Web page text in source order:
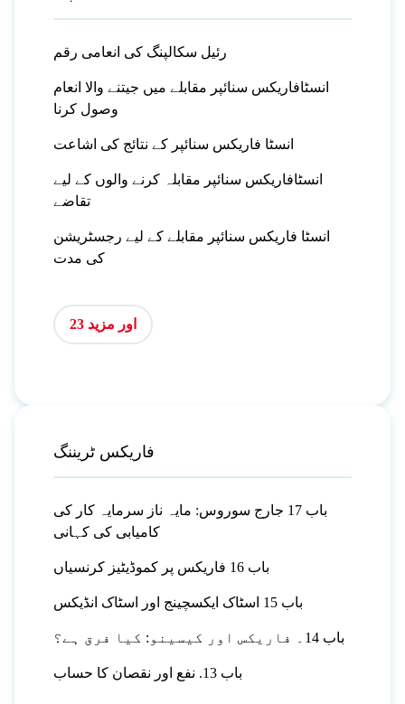
رئیل سکالپنگ کی انعامی رقم
انسٹافاریکس سنائپر مقابلے میں جیتنے والا انعام
وصول کرنا
انسٹا فاریکس سنائپر کے نتائج کی اشاعت
انسٹافاریکس سنائپر مقابلہ کرنے والوں کے لیے
تقاضے
انسٹا فاریکس سنائپر مقابلے کے لیے رجسٹریشن
کی مدت
اور مزید 23
فاریکس ٹریننگ
باب 17 جارج سوروس: مایہ ناز سرمایہ کار کی
کامیابی کی کہانی
باب 16 فاریکس پر کموڈیٹیز کرنسیاں
باب 15 اسٹاک ایکسچینج اور اسٹاک انڈیکس
باب 14۔ فاریکس اور کیسینو: کیا فرق ہے؟
باب 13. نفع اور نقصان کا حساب